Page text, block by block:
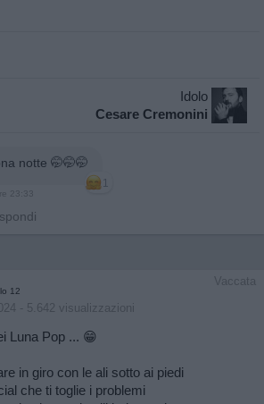
Idolo
Cesare Cremonini
notte 🤭🤭🤭
1
23:33
Vaccata
12
- 5.642 visualizzazioni
Luna Pop ... 😁
in giro con le ali sotto ai piedi
che ti toglie i problemi